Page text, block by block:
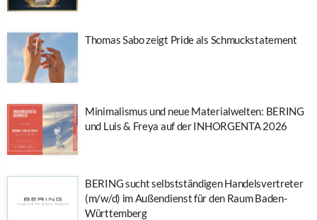
Thomas Sabo zeigt Pride als Schmuckstatement
Minimalismus und neue Materialwelten: BERING
und Luis & Freya auf der INHORGENTA 2026
BERING sucht selbstständigen Handelsvertreter
(m/w/d) im Außendienst für den Raum Baden-
Württemberg